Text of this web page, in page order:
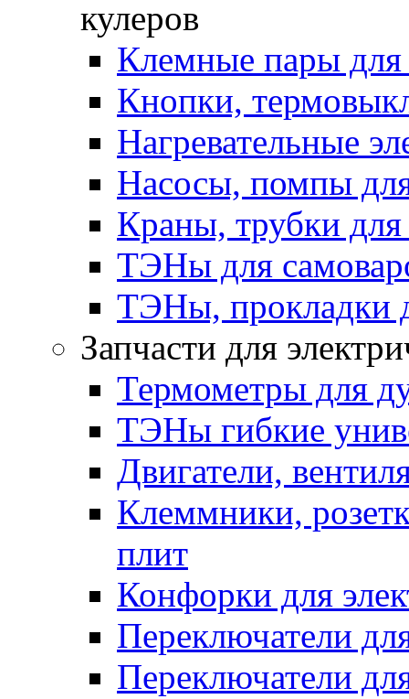
кулеров
Клемные пары для
Кнопки,
Нагревательные
Насосы, помпы
Краны, трубки для
ТЭНы для
ТЭНы, прокладки
Запчасти для
Термометры для
ТЭНы гибкие
Двигатели,
Клеммники,
плит
Конфорки для
Переключатели
Переключатели